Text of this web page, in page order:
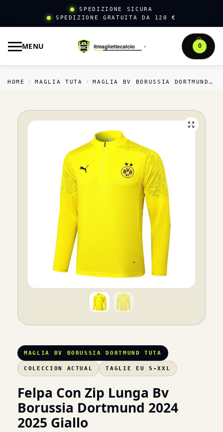
SPEDIZIONE SICURA
SPEDIZIONE GRATUITA DA 120 €
MENU 0
HOME / MAGLIA TUTA / MAGLIA BV BORUSSIA DORTMUND TUTA
MAGLIA BV BORUSSIA DORTMUND TUTA
COLECCION ACTUAL TAGLIE EU S-XXL
Felpa Con Zip Lunga Bv
Borussia Dortmund 2024
2025 Giallo